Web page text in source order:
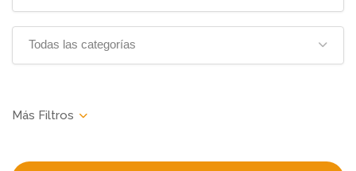
Todas las categorías